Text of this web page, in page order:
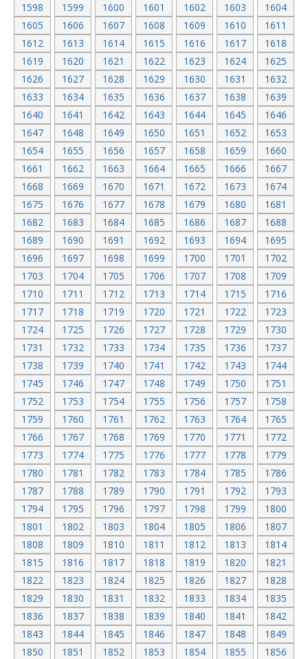
1598
1599 1600 1601 1602 1603
1604
1605
1606 1607 1608 1609 1610
1611
1612
1613 1614 1615 1616 1617
1618
1619
1620 1621 1622 1623 1624
1625
1626
1627 1628 1629 1630 1631
1632
1633
1634 1635 1636 1637 1638
1639
1640
1641 1642 1643 1644 1645
1646
1647
1648 1649 1650 1651 1652
1653
1654
1655 1656 1657 1658 1659
1660
1661
1662 1663 1664 1665 1666
1667
1668
1669 1670 1671 1672 1673
1674
1675
1676 1677 1678 1679 1680
1681
1682
1683 1684 1685 1686 1687
1688
1689
1690 1691 1692 1693 1694
1695
1696
1697 1698 1699 1700 1701
1702
1703
1704 1705 1706 1707 1708
1709
1710
1711 1712 1713 1714 1715
1716
1717
1718 1719 1720 1721 1722
1723
1724
1725 1726 1727 1728 1729
1730
1731
1732 1733 1734 1735 1736
1737
1738
1739 1740 1741 1742 1743
1744
1745
1746 1747 1748 1749 1750
1751
1752
1753 1754 1755 1756 1757
1758
1759
1760 1761 1762 1763 1764
1765
1766
1767 1768 1769 1770 1771
1772
1773
1774 1775 1776 1777 1778
1779
1780
1781 1782 1783 1784 1785
1786
1787
1788 1789 1790 1791 1792
1793
1794
1795 1796 1797 1798 1799
1800
1801
1802 1803 1804 1805 1806
1807
1808
1809 1810 1811 1812 1813
1814
1815
1816 1817 1818 1819 1820
1821
1822
1823 1824 1825 1826 1827
1828
1829
1830 1831 1832 1833 1834
1835
1836
1837 1838 1839 1840 1841
1842
1843
1844 1845 1846 1847 1848
1849
1850
1851 1852 1853 1854 1855
1856